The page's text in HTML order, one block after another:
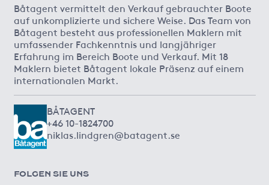
Båtagent vermittelt den Verkauf gebrauchter Boote
auf unkomplizierte und sichere Weise. Das Team von
Båtagent besteht aus professionellen Maklern mit
umfassender Fachkenntnis und langjähriger
Erfahrung im Bereich Boote und Verkauf. Mit 18
Maklern bietet Båtagent lokale Präsenz auf einem
internationalen Markt.
BÅTAGENT
+46 10-1824700
niklas.lindgren@batagent.se
FOLGEN SIE UNS